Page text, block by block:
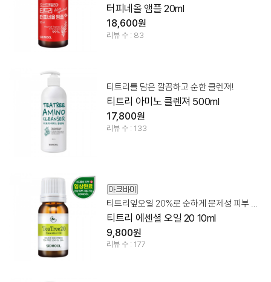
터피네올 앰플 20ml
18,600원
리뷰 수 : 83
티트리를 담은 깔끔하고 순한 클렌져!
티트리 아미노 클렌져 500ml
17,800원
리뷰 수 : 133
티트리 에센셜 오일 20 10ml
9,800원
리뷰 수 : 177